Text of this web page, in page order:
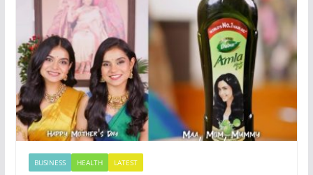
BUSINESS HEALTH LATEST